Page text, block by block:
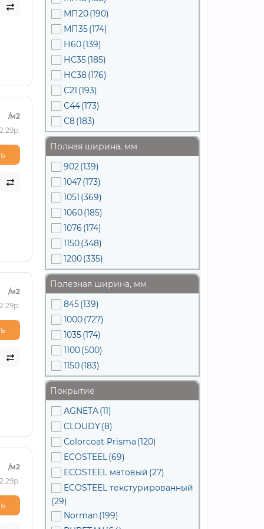
/м2
/м2
/м2
МП20(190)
МП35(174)
Н60(139)
НС35(185)
НС38(176)
С21 (193)
С44(173)
С8(183)
Полная ширина, мм
902(139)
1047(173)
1051 (369)
1060(185)
1076 (174)
1150(348)
1200(335)
Полезная ширина, мм
845(139)
1000(727)
1035(174)
1100(500)
1150(183)
Покрытие
AGNETA(11)
CLOUDY(8)
Colorcoat Prisma (120)
ECOSTEEL(69)
ECOSTEEL матовый (27)
ECOSTEEL текстурированный
(29)
Norman(199)